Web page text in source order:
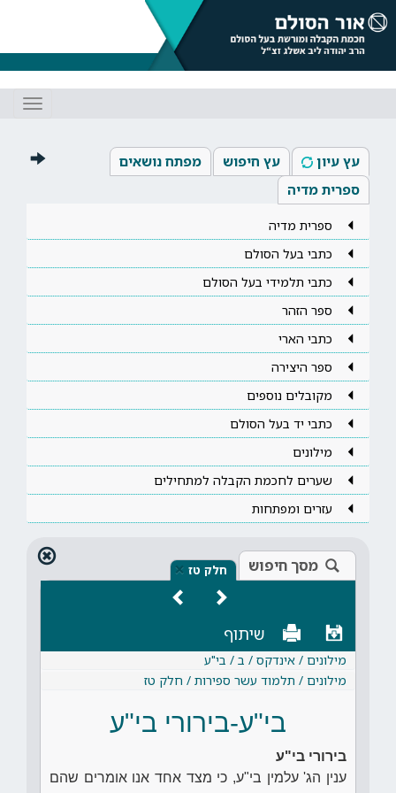
עץ עיון עץ חיפוש
מפתח נושאים
ספרית מדיה
ספרית מדיה
כתבי בעל הסולם
כתבי תלמידי בעל הסולם
ספר הזהר
כתבי הארי
ספר היצירה
מקובלים נוספים
כתבי יד בעל הסולם
מילונים
שערים לחכמת הקבלה למתחילים
עזרים ומפתחות
מסך חיפוש חלק טז ×
שיתוף
מילונים / אינדקס / ב / בי"ע
מילונים / תלמוד עשר ספירות / חלק טז
בי"ע-בירורי בי"ע
בירורי בי"ע
ענין הג' עלמין בי"ע, כי מצד אחד אנו אומרים שהם